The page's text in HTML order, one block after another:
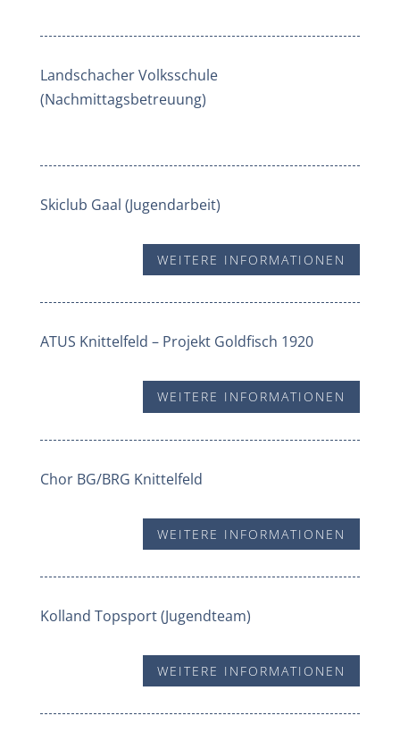
Landschacher Volksschule
(Nachmittagsbetreuung)
Skiclub Gaal (Jugendarbeit)
WEITERE INFORMATIONEN
ATUS Knittelfeld – Projekt Goldfisch 1920
WEITERE INFORMATIONEN
Chor BG/BRG Knittelfeld
WEITERE INFORMATIONEN
Kolland Topsport (Jugendteam)
WEITERE INFORMATIONEN